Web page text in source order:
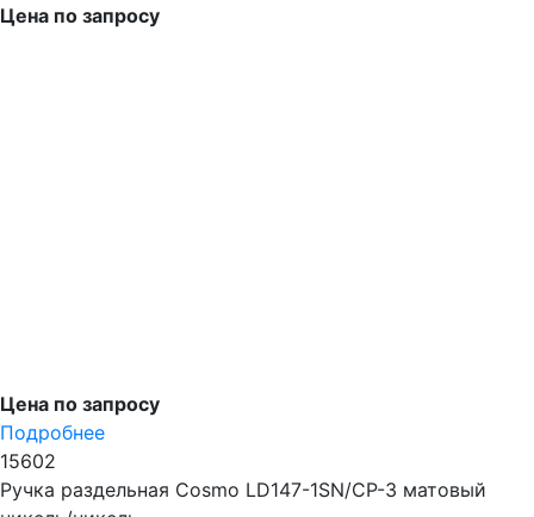
Цена по запросу
Цена по запросу
Подробнее
15602
Ручка раздельная Cosmo LD147-1SN/CP-3 матовый